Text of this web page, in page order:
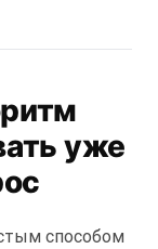
уже
способом